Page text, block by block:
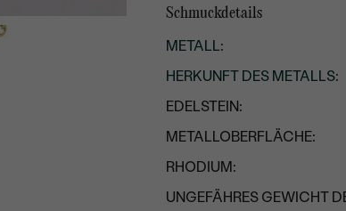
Schmuckdetails
METALL:
HERKUNFT DES METALLS:
EDELSTEIN:
METALLOBERFLÄCHE:
RHODIUM:
UNGEFÄHRES GEWICHT